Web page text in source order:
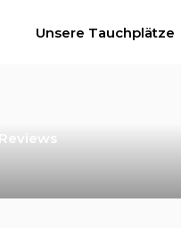
Unsere Tauchplätze
Reviews